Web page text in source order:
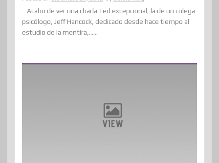
Acabo de ver una charla Ted excepcional, la de un colega
psicólogo, Jeff Hancock, dedicado desde hace tiempo al
estudio de la mentira,......